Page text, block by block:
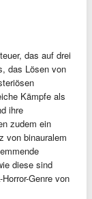
das auf drei
das Lösen von
Kämpfe als
ihre
zudem ein
von binauralem
diese sind
Genre von